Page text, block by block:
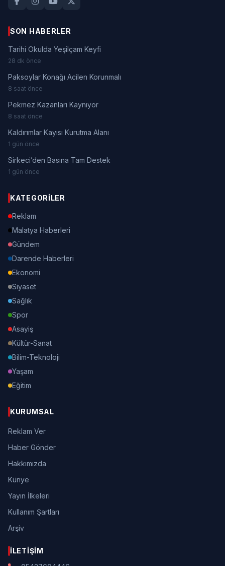
SON HABERLER
Tarihi Okulda Yeşilçam Keyfi
28 dk önce
Paksoylar Konağı Acilen Korunmalı
8 saat önce
Pekmez Kazanları Kaynıyor
8 saat önce
Kaldırımlar Kayısı Kurutma Alanı
1 gün önce
Sirkeci’den Basına Tam Destek
1 gün önce
KATEGORILER
Reklam
Malatya Haberleri
Gündem
Darende Haberleri
Ekonomi
Siyaset
Sağlık
Spor
Asayiş
Kültür-Sanat
Bilim-Teknoloji
Yaşam
Eğitim
KURUMSAL
Reklam Ver
Haber Gönder
Hakkımızda
Künye
Yayın İlkeleri
Kullanım Şartları
Arşiv
İLETIŞIM